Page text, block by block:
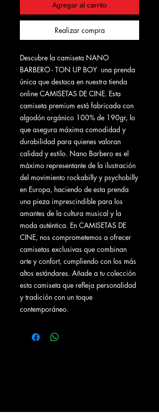
Agregar al carrito
Realizar compra
Descubre la camiseta NANO
BARBERO - TON UP BOY una prenda
única que destaca en nuestra tienda
online CAMISETAS DE CINE. Esta
camiseta premium está fabricada con
algodón orgánico 100% de 190gr, lo
que asegura máxima comodidad y
durabilidad para quienes valoran
calidad y estilo. Nano Barbero es el
máximo representante de la ilustración
del movimiento rockabilly y psychobilly
en Europa, haciendo de esta prenda
una pieza imprescindible para los
amantes de la cultura musical y la
moda auténtica. En CAMISETAS DE
CINE, nos comprometemos a ofrecer
camisetas exclusivas que combinan
arte y confort, cumpliendo con los más
altos estándares. Añade a tu colección
esta camiseta que refleja personalidad
y tradición con un toque
contemporáneo.